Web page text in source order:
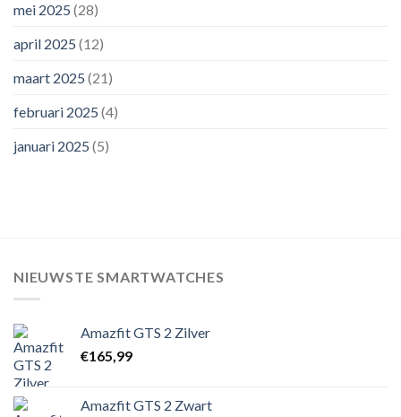
mei 2025 (28)
april 2025 (12)
maart 2025 (21)
februari 2025 (4)
januari 2025 (5)
NIEUWSTE SMARTWATCHES
Amazfit GTS 2 Zilver
€165,99
Amazfit GTS 2 Zwart